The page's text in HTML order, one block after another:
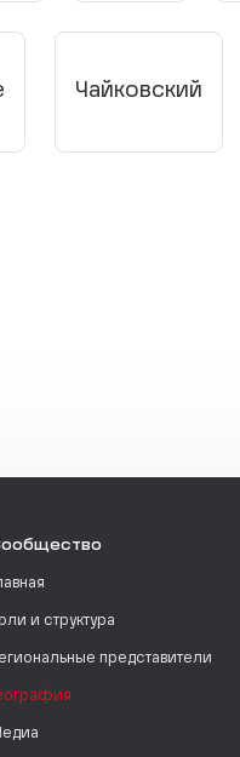
Чайковский
и структура
представители